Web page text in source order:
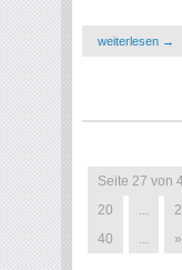
weiterlesen →
Seite 27 von
20
40
»